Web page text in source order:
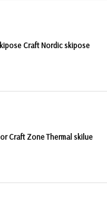
Craft Nordic skipose
Craft Zone Thermal skilue